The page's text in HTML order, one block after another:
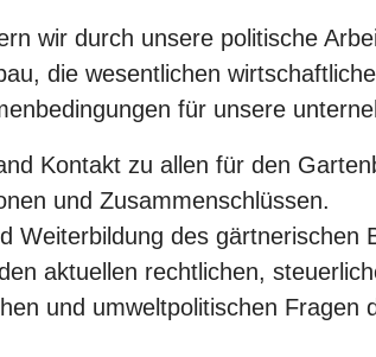
wir durch unsere politische
die wesentlichen
für unsere
Kontakt zu allen für den
und Zusammenschlüssen.
Weiterbildung des gärtnerischen
aktuellen rechtlichen,
und umweltpolitischen Fragen